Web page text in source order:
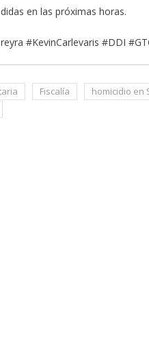
en las próximas horas.
#KevinCarlevaris #DDI
Fiscalía
homicidio en